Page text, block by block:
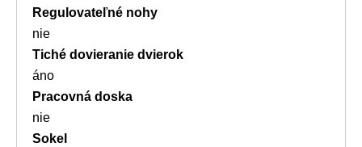
Regulovateľné nohy
nie
Tiché dovieranie dvierok
áno
Pracovná doska
nie
Sokel